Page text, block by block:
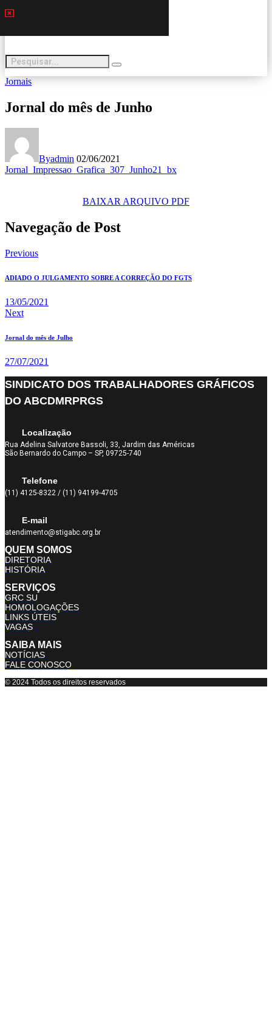
Jornais
Jornal do mês de Junho
Byadmin 02/06/2021
Jornal_Impressao_Grafica_307_Junho21_bx
BAIXAR ARQUIVO PDF
Navegação de Post
Previous
ADIADO O JULGAMENTO SOBRE A CORREÇÃO DO FGTS
13/05/2021
Next
Jornal do mês de Julho
27/07/2021
SINDICATO DOS TRABALHADORES GRÁFICOS
DO ABCDMRPRGS
Localização
Rua Adelina Salvatore Bassoli, 33, Jardim das Américas
São Bernardo do Campo – SP, 09725-740
Telefone
(11) 4125-8322 / (11) 94199-4705
E-mail
atendimento@stigabc.org.br
QUEM SOMOS
DIRETORIA
HISTÓRIA
SERVIÇOS
GRC SU
HOMOLOGAÇÕES
LINKS ÚTEIS
VAGAS
SAIBA MAIS
NOTÍCIAS
FALE CONOSCO
© 2024 Todos os direitos reservados